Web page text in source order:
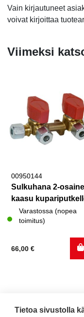
Vain kirjautuneet
voivat kirjoittaa
Viimeksi
00950144
Sulkuhana 2-
kaasu
Varastossa (nopea
toimitus)
66,00 €
Tietoa sivustolla